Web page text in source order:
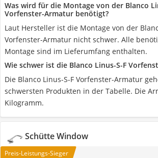
Was wird für die Montage von der Blanco
Vorfenster-Armatur benötigt?
Laut Hersteller ist die Montage von der
Vorfenster-Armatur nicht schwer. Alle
Montage sind im Lieferumfang enthalten.
Wie schwer ist die Blanco Linus-S-F
Die Blanco Linus-S-F Vorfenster-Armatur
schwersten Produkten in der Tabelle. Die
Kilogramm.
Schütte Window
Preis-Leistungs-Sieger